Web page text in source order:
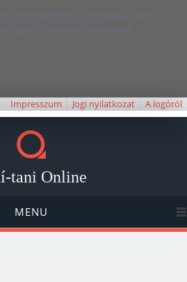
böngészésével Ön elfogadja, hogy a
céljából cookie-kat használunk.
Impresszum Jogi nyilatkozat A logóról
tani Online
MENU